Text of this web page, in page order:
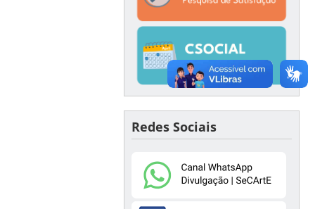
Redes Sociais